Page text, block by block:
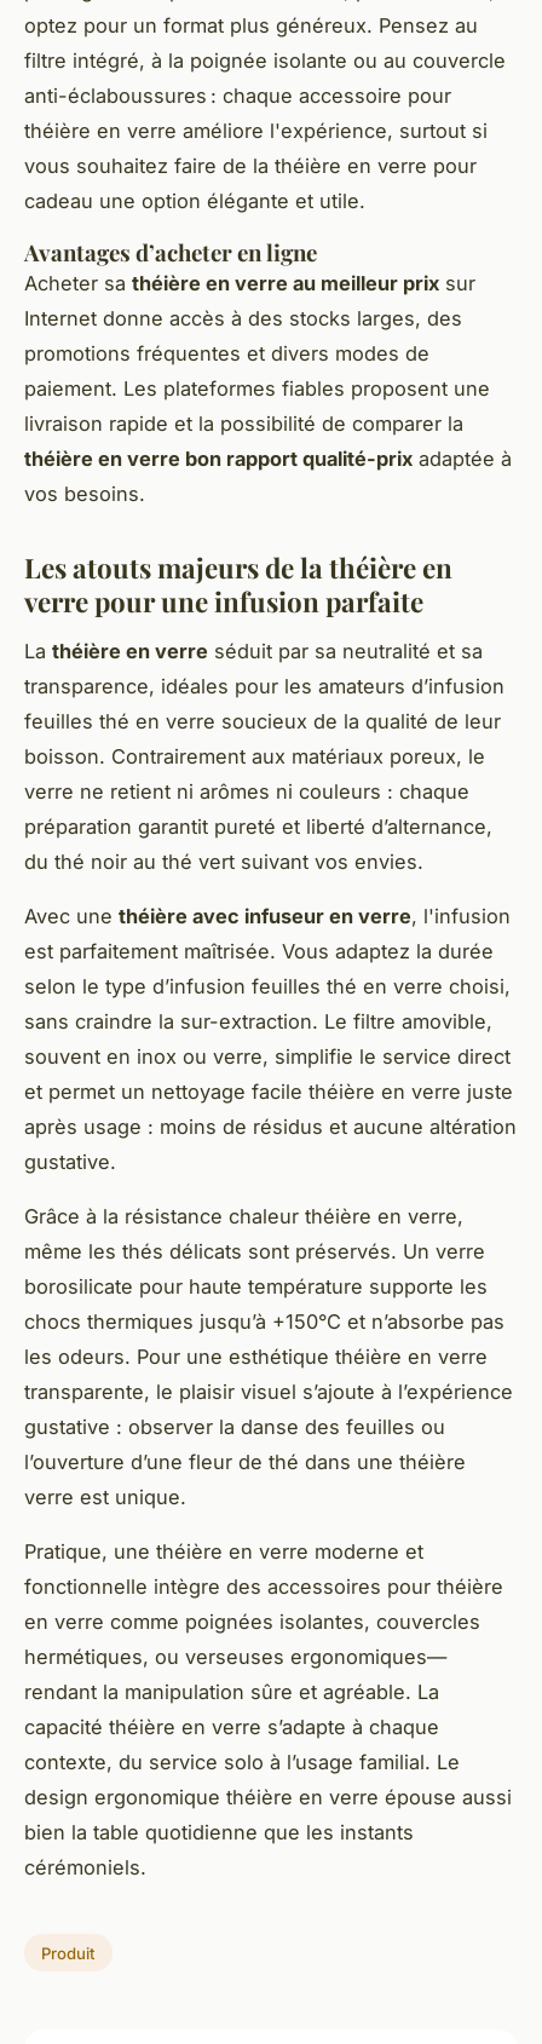
optez pour un format plus généreux. Pensez au
filtre intégré, à la poignée isolante ou au couvercle
anti-éclaboussures : chaque accessoire pour
théière en verre améliore l'expérience, surtout si
vous souhaitez faire de la théière en verre pour
cadeau une option élégante et utile.
Avantages d’acheter en ligne
Acheter sa théière en verre au meilleur prix sur
Internet donne accès à des stocks larges, des
promotions fréquentes et divers modes de
paiement. Les plateformes fiables proposent une
livraison rapide et la possibilité de comparer la
théière en verre bon rapport qualité-prix adaptée à
vos besoins.
Les atouts majeurs de la théière en
verre pour une infusion parfaite
La théière en verre séduit par sa neutralité et sa
transparence, idéales pour les amateurs d’infusion
feuilles thé en verre soucieux de la qualité de leur
boisson. Contrairement aux matériaux poreux, le
verre ne retient ni arômes ni couleurs : chaque
préparation garantit pureté et liberté d’alternance,
du thé noir au thé vert suivant vos envies.
Avec une théière avec infuseur en verre, l'infusion
est parfaitement maîtrisée. Vous adaptez la durée
selon le type d’infusion feuilles thé en verre choisi,
sans craindre la sur-extraction. Le filtre amovible,
souvent en inox ou verre, simplifie le service direct
et permet un nettoyage facile théière en verre juste
après usage : moins de résidus et aucune altération
gustative.
Grâce à la résistance chaleur théière en verre,
même les thés délicats sont préservés. Un verre
borosilicate pour haute température supporte les
chocs thermiques jusqu’à +150°C et n’absorbe pas
les odeurs. Pour une esthétique théière en verre
transparente, le plaisir visuel s’ajoute à l’expérience
gustative : observer la danse des feuilles ou
l’ouverture d’une fleur de thé dans une théière
verre est unique.
Pratique, une théière en verre moderne et
fonctionnelle intègre des accessoires pour théière
en verre comme poignées isolantes, couvercles
hermétiques, ou verseuses ergonomiques—
rendant la manipulation sûre et agréable. La
capacité théière en verre s’adapte à chaque
contexte, du service solo à l’usage familial. Le
design ergonomique théière en verre épouse aussi
bien la table quotidienne que les instants
cérémoniels.
Produit